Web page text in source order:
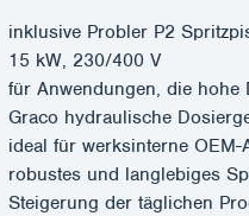
inklusive Probler P2
15 kW, 230/400 V
für Anwendungen, die
Graco hydraulische
ideal für werksinterne OEM-
robustes und langlebiges
Steigerung der täglichen